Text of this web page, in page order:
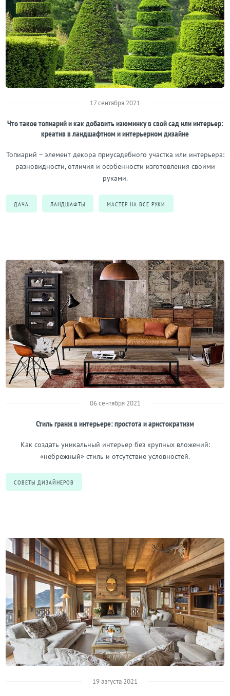
17 сентября 2021
Что такое топиарий и как добавить изюминку в свой сад или интерьер:
креатив в ландшафтном и интерьерном дизайне
Топиарий – элемент декора приусадебного участка или интерьера:
разновидности, отличия и особенности изготовления своими
руками.
ДАЧА ЛАНДШАФТЫ МАСТЕР НА ВСЕ РУКИ
06 сентября 2021
Стиль гранж в интерьере: простота и аристократизм
Как создать уникальный интерьер без крупных вложений:
«небрежный» стиль и отсутствие условностей.
СОВЕТЫ ДИЗАЙНЕРОВ
19 августа 2021